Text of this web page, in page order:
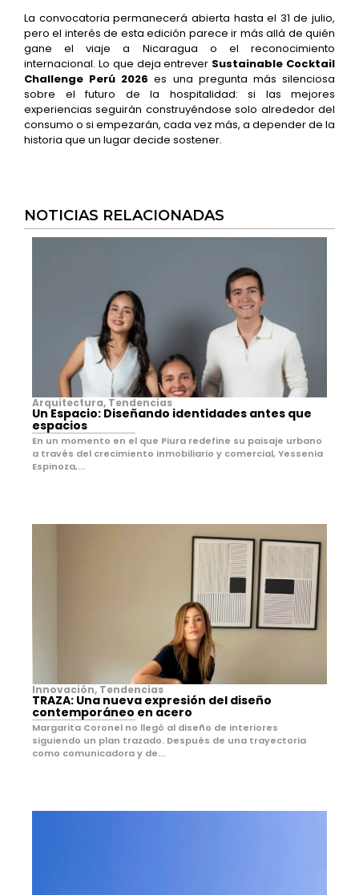
La convocatoria permanecerá abierta hasta el 31 de julio,
pero el interés de esta edición parece ir más allá de quién
gane el viaje a Nicaragua o el reconocimiento
internacional. Lo que deja entrever Sustainable Cocktail
Challenge Perú 2026 es una pregunta más silenciosa
sobre el futuro de la hospitalidad: si las mejores
experiencias seguirán construyéndose solo alrededor del
consumo o si empezarán, cada vez más, a depender de la
historia que un lugar decide sostener.
NOTICIAS RELACIONADAS
Arquitectura, Tendencias
Un Espacio: Diseñando identidades antes que
espacios
En un momento en el que Piura redefine su paisaje urbano
a través del crecimiento inmobiliario y comercial, Yessenia
Espinoza,...
Innovación, Tendencias
TRAZA: Una nueva expresión del diseño
contemporáneo en acero
Margarita Coronel no llegó al diseño de interiores
siguiendo un plan trazado. Después de una trayectoria
como comunicadora y de...